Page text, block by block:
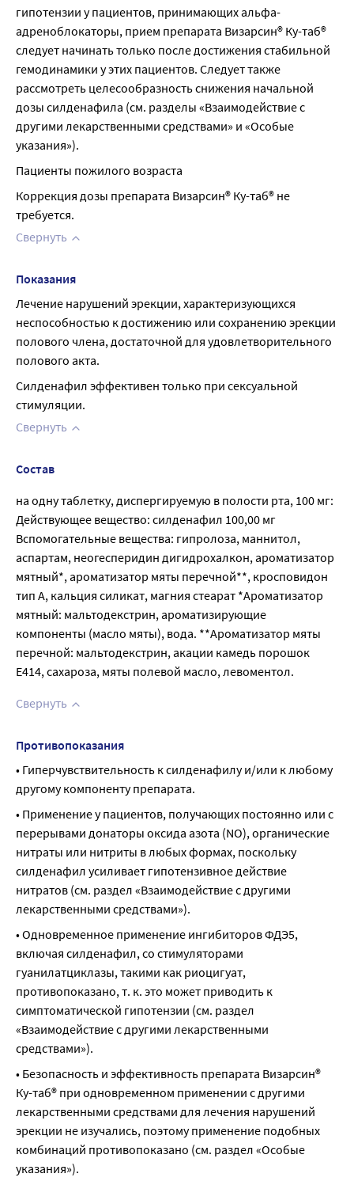
гипотензии у пациентов, принимающих альфа-
адреноблокаторы, прием препарата Визарсин® Ку-таб®
следует начинать только после достижения стабильной
гемодинамики у этих пациентов. Следует также
рассмотреть целесообразность снижения начальной
дозы силденафила (см. разделы «Взаимодействие с
другими лекарственными средствами» и «Особые
указания»).
Пациенты пожилого возраста
Коррекция дозы препарата Визарсин® Ку-таб® не
требуется.
Свернуть
Показания
Лечение нарушений эрекции, характеризующихся
неспособностью к достижению или сохранению эрекции
полового члена, достаточной для удовлетворительного
полового акта.
Силденафил эффективен только при сексуальной
стимуляции.
Свернуть
Состав
на одну таблетку, диспергируемую в полости рта, 100 мг:
Действующее вещество: силденафил 100,00 мг
Вспомогательные вещества: гипролоза, маннитол,
аспартам, неогесперидин дигидрохалкон, ароматизатор
мятный*, ароматизатор мяты перечной**, кросповидон
тип А, кальция силикат, магния стеарат *Ароматизатор
мятный: мальтодекстрин, ароматизирующие
компоненты (масло мяты), вода. **Ароматизатор мяты
перечной: мальтодекстрин, акации камедь порошок
Е414, сахароза, мяты полевой масло, левоментол.
Свернуть
Противопоказания
• Гиперчувствительность к силденафилу и/или к любому
другому компоненту препарата.
• Применение у пациентов, получающих постоянно или с
перерывами донаторы оксида азота (NO), органические
нитраты или нитриты в любых формах, поскольку
силденафил усиливает гипотензивное действие
нитратов (см. раздел «Взаимодействие с другими
лекарственными средствами»).
• Одновременное применение ингибиторов ФДЭ5,
включая силденафил, со стимуляторами
гуанилатциклазы, такими как риоцигуат,
противопоказано, т. к. это может приводить к
симптоматической гипотензии (см. раздел
«Взаимодействие с другими лекарственными
средствами»).
• Безопасность и эффективность препарата Визарсин®
Ку-таб® при одновременном применении с другими
лекарственными средствами для лечения нарушений
эрекции не изучались, поэтому применение подобных
комбинаций противопоказано (см. раздел «Особые
указания»).